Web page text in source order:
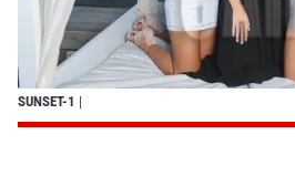
SUNSET-1 |